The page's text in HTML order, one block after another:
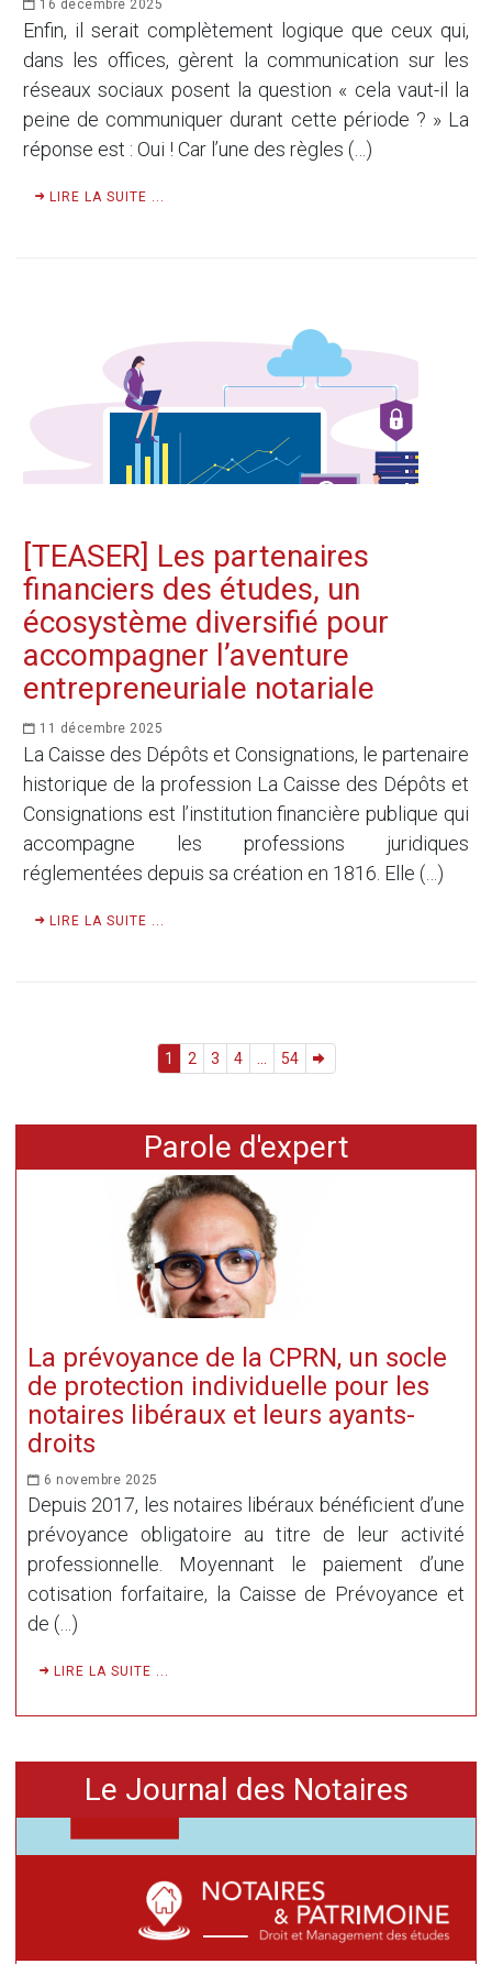
16 décembre 2025
Enfin, il serait complètement logique que ceux qui,
dans les offices, gèrent la communication sur les
réseaux sociaux posent la question « cela vaut-il la
peine de communiquer durant cette période ? » La
réponse est : Oui ! Car l’une des règles (…)
LIRE LA SUITE ...
[TEASER] Les partenaires
financiers des études, un
écosystème diversifié pour
accompagner l’aventure
entrepreneuriale notariale
11 décembre 2025
La Caisse des Dépôts et Consignations, le partenaire
historique de la profession La Caisse des Dépôts et
Consignations est l’institution financière publique qui
accompagne les professions juridiques
réglementées depuis sa création en 1816. Elle (…)
LIRE LA SUITE ...
1 2 3 4 54
Parole d'expert
La prévoyance de la CPRN, un socle
de protection individuelle pour les
notaires libéraux et leurs ayants-
droits
6 novembre 2025
Depuis 2017, les notaires libéraux bénéficient d’une
prévoyance obligatoire au titre de leur activité
professionnelle. Moyennant le paiement d’une
cotisation forfaitaire, la Caisse de Prévoyance et
de (…)
LIRE LA SUITE ...
Le Journal des Notaires